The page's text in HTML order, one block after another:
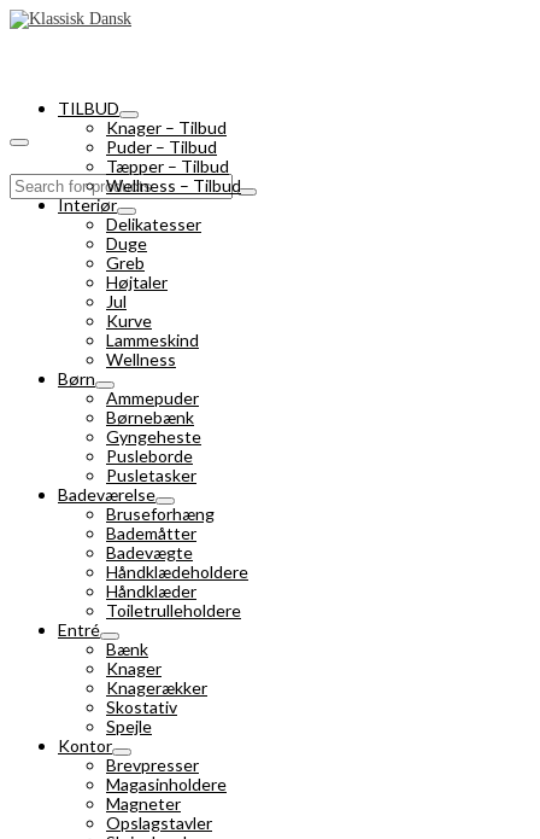
Search
for:
TILBUD
Knager – Tilbud
Puder – Tilbud
Tæpper – Tilbud
Wellness – Tilbud
Interiør
Delikatesser
Duge
Greb
Højtaler
Jul
Kurve
Lammeskind
Wellness
Børn
Ammepuder
Børnebænk
Gyngeheste
Pusleborde
Pusletasker
Badeværelse
Bruseforhæng
Bademåtter
Badevægte
Håndklædeholdere
Håndklæder
Toiletrulleholdere
Entré
Bænk
Knager
Knagerækker
Skostativ
Spejle
Kontor
Brevpresser
Magasinholdere
Magneter
Opslagstavler